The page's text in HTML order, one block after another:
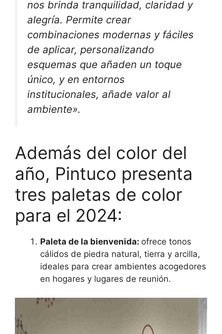
nos brinda tranquilidad, claridad y
alegría. Permite crear
combinaciones modernas y fáciles
de aplicar, personalizando
esquemas que añaden un toque
único, y en entornos
institucionales, añade valor al
ambiente».
Además del color del
año, Pintuco presenta
tres paletas de color
para el 2024:
Paleta de la bienvenida: ofrece tonos
cálidos de piedra natural, tierra y arcilla,
ideales para crear ambientes acogedores
en hogares y lugares de reunión.